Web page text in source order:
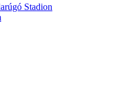
Stadion